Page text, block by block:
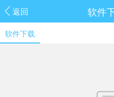
返回 软件
软件下载